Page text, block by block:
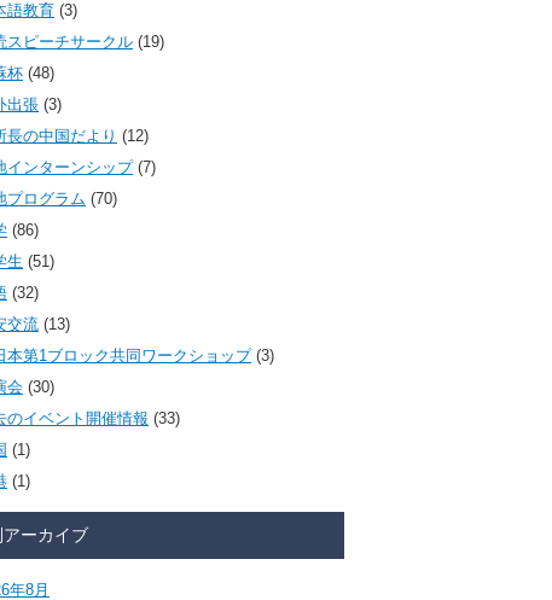
語教育 (3)
スピーチサークル (19)
杯 (48)
出張 (3)
長の中国だより (12)
インターンシップ(7)
プログラム (70)
(86)
生 (51)
(32)
交流 (13)
本第1ブロック共同ワークショップ(3)
会 (30)
のイベント開催情報 (33)
(1)
(1)
アーカイブ
年8月